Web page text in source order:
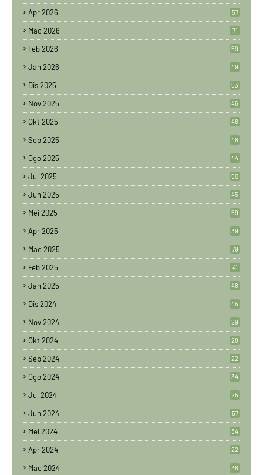
Apr 2026 57
Mac 2026 71
Feb 2026 59
Jan 2026 49
Dis 2025 53
Nov 2025 46
Okt 2025 46
Sep 2025 48
Ogo 2025 44
Jul 2025 50
Jun 2025 45
Mei 2025 59
Apr 2025 39
Mac 2025 79
Feb 2025 41
Jan 2025 48
Dis 2024 45
Nov 2024 29
Okt 2024 28
Sep 2024 22
Ogo 2024 34
Jul 2024 25
Jun 2024 57
Mei 2024 34
Apr 2024 22
Mac 2024 38